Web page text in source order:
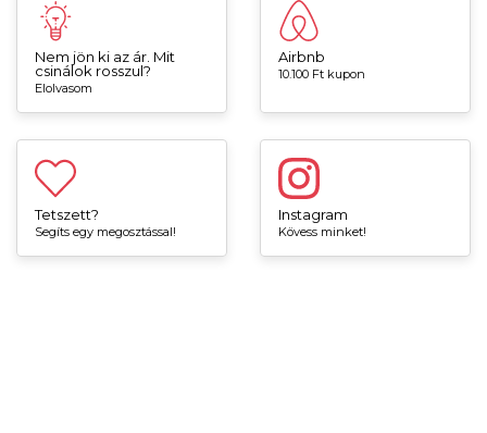
Nem jön ki az ár. Mit
csinálok rosszul?
Elolvasom
Airbnb
10.100 Ft kupon
Tetszett?
Segíts egy megosztással!
Instagram
Kövess minket!